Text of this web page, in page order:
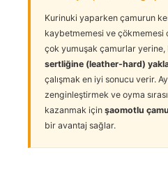
Kurinuki yaparken çamurun
kaybetmemesi ve çökmemesi
çok yumuşak çamurlar
sertliğine (leather-hard)
çalışmak en iyi sonucu verir.
zenginleştirmek ve oyma
kazanmak için şaomotlu
bir avantaj sağlar.